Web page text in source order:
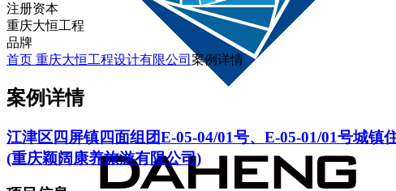
注册资本
重庆大恒工程
品牌
首页 重庆大恒工程设计有限公司 案例详情
案例详情
江津区四屏镇四面组团E-05-04/01号、E-05-01/01号城
(重庆颖阔康养旅游有限公司)